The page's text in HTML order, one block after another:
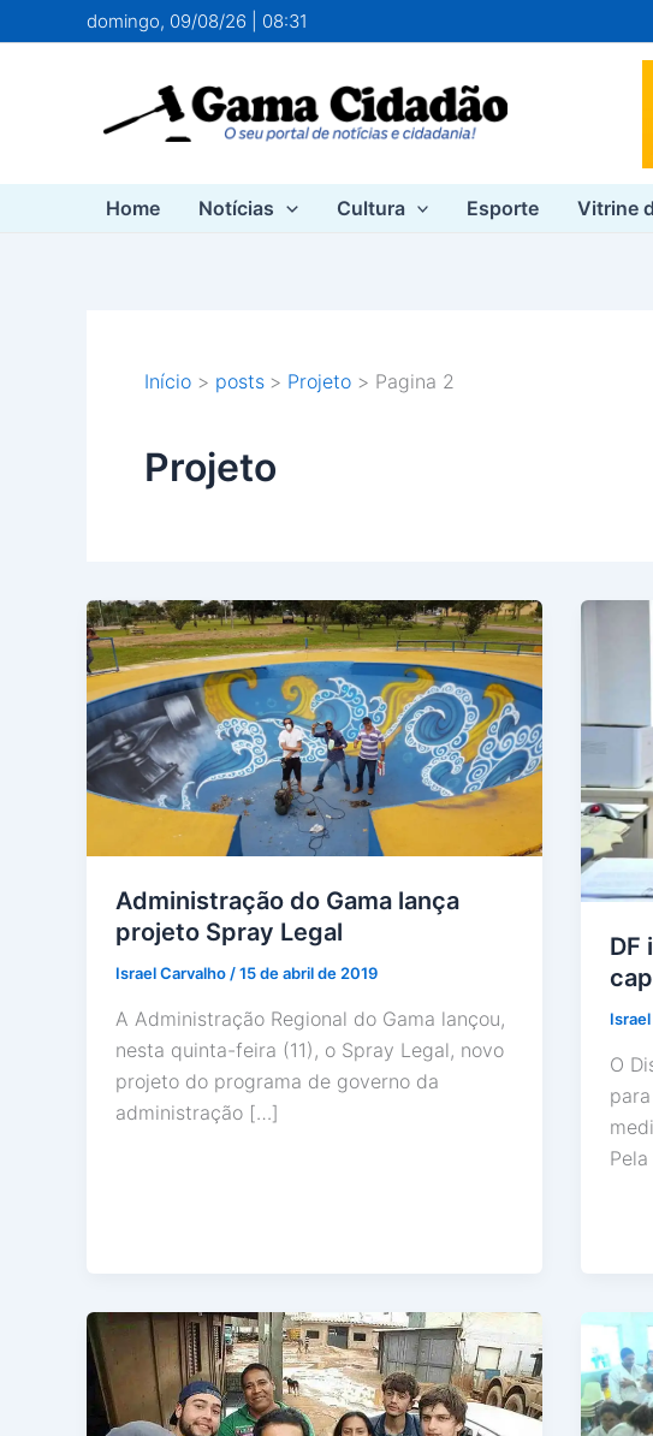
para
domingo, 09/08/26 | 08:31
Home Notícias Cultura Esporte Vitrine
Início posts Projeto Pagina 2
Projeto
Administração do Gama lança
projeto Spray Legal
Israel Carvalho /15 de abril de 2019
A Administração Regional do Gama lançou,
nesta quinta-feira (11), o Spray Legal, novo
projeto do programa de governo da
administração […]
DF
O